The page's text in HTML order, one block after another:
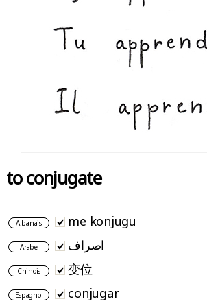
to conjugate
Albanais me konjugu
Arabe اصراف
Chinois 变位
Espagnol conjugar